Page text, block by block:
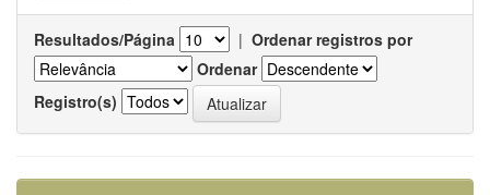
Resultados/Página | Ordenar registros por
Ordenar
Registro(s)